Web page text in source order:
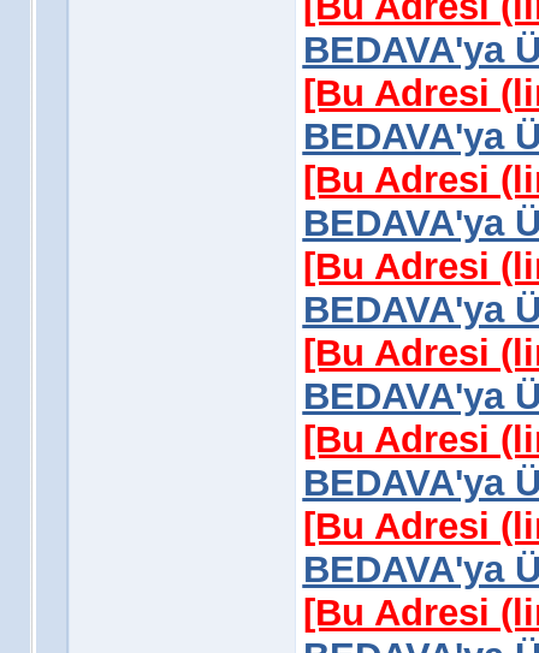
BEDAVA'ya
[Bu Adresi
BEDAVA'ya
[Bu Adresi
BEDAVA'ya
[Bu Adresi
BEDAVA'ya
[Bu Adresi
BEDAVA'ya
[Bu Adresi
BEDAVA'ya
[Bu Adresi
BEDAVA'ya
[Bu Adresi